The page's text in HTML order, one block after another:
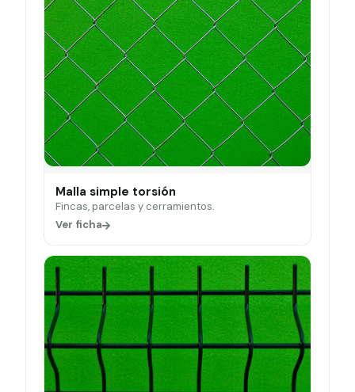
Malla simple torsión
Fincas, parcelas y cerramientos.
Ver ficha